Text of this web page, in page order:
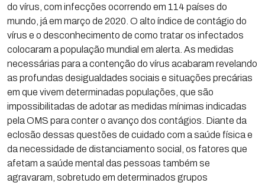
do vírus, com infecções ocorrendo em 114 países do
mundo, já em março de 2020. O alto índice de contágio do
vírus e o desconhecimento de como tratar os infectados
colocaram a população mundial em alerta. As medidas
necessárias para a contenção do vírus acabaram revelando
as profundas desigualdades sociais e situações precárias
em que vivem determinadas populações, que são
impossibilitadas de adotar as medidas mínimas indicadas
pela OMS para conter o avanço dos contágios. Diante da
eclosão dessas questões de cuidado com a saúde física e
da necessidade de distanciamento social, os fatores que
afetam a saúde mental das pessoas também se
agravaram, sobretudo em determinados grupos